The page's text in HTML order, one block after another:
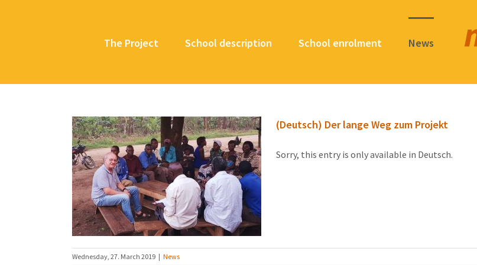
The Project School description School enrolment News
(Deutsch) Der lange Weg zum Projekt
Sorry, this entry is only available in Deutsch.
Wednesday, 27. March 2019 | News